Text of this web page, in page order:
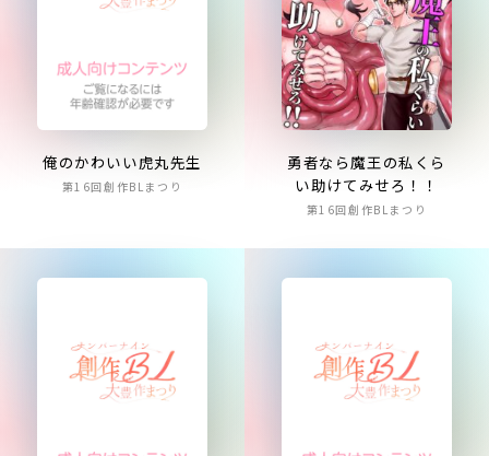
俺のかわいい虎丸先生
第16回創作BLまつり
勇者なら魔王の私くら
い助けてみせろ！！
第16回創作BLまつり